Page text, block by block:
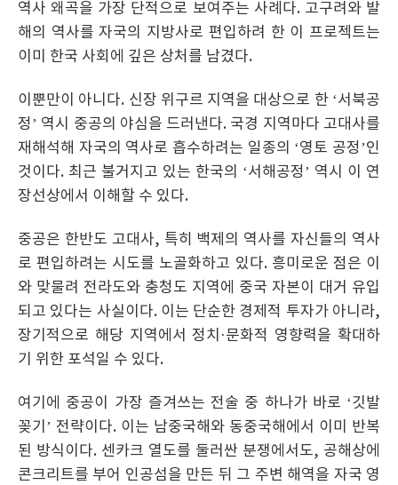
역사 왜곡을 가장 단적으로 보여주는 사례다. 고구려와 발
해의 역사를 자국의 지방사로 편입하려 한 이 프로젝트는
이미 한국 사회에 깊은 상처를 남겼다.
이뿐만이 아니다. 신장 위구르 지역을 대상으로 한 ‘서북공
정’ 역시 중공의 야심을 드러낸다. 국경 지역마다 고대사를
재해석해 자국의 역사로 흡수하려는 일종의 ‘영토 공정’인
것이다. 최근 불거지고 있는 한국의 ‘서해공정’ 역시 이 연
장선상에서 이해할 수 있다.
중공은 한반도 고대사, 특히 백제의 역사를 자신들의 역사
로 편입하려는 시도를 노골화하고 있다. 흥미로운 점은 이
와 맞물려 전라도와 충청도 지역에 중국 자본이 대거 유입
되고 있다는 사실이다. 이는 단순한 경제적 투자가 아니라,
장기적으로 해당 지역에서 정치·문화적 영향력을 확대하
기 위한 포석일 수 있다.
여기에 중공이 가장 즐겨쓰는 전술 중 하나가 바로 ‘깃발
꽂기’ 전략이다. 이는 남중국해와 동중국해에서 이미 반복
된 방식이다. 센카크 열도를 둘러싼 분쟁에서도, 공해상에
콘크리트를 부어 인공섬을 만든 뒤 그 주변 해역을 자국 영